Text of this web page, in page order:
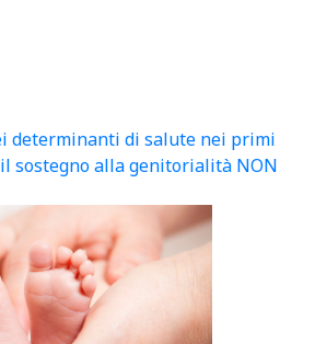
determinanti di salute nei primi
sostegno alla genitorialità NON